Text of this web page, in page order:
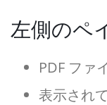
左側のペ
PDF ファ
表示され